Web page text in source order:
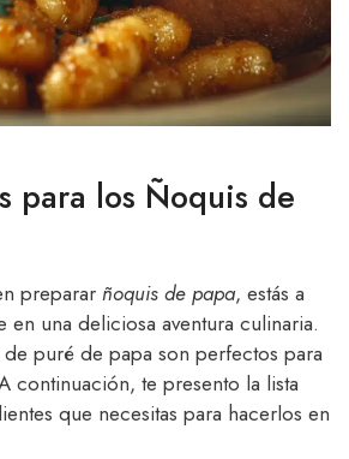
para los Ñoquis de
preparar ñoquis de papa, estás a
en una deliciosa aventura culinaria.
puré de papa son perfectos para
continuación, te presento la lista
que necesitas para hacerlos en